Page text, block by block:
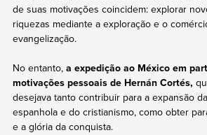
de suas motivações coincidem: explorar
riquezas mediante a exploração e o
evangelização.
No entanto, a expedição ao México em
motivações pessoais de Hernán Cortés,
desejava tanto contribuir para a expansão
espanhola e do cristianismo, como obter
e a glória da conquista.